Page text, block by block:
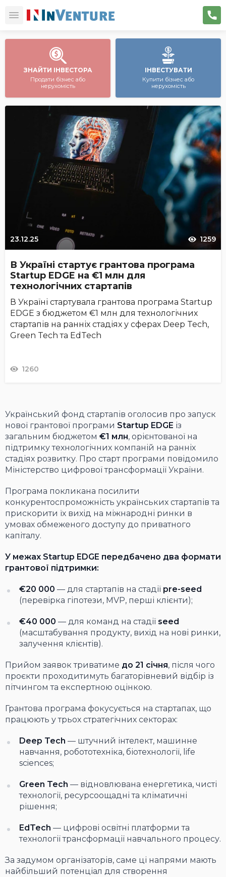
ЗНАЙТИ ІНВЕСТОРА
Продати бізнес або
нерухомість
ІНВЕСТУВАТИ
Купити бізнес або
нерухомість
23.12.25 1259
В Україні стартує грантова програма
Startup EDGE на €1 млн для
технологічних стартапів
В Україні стартувала грантова програма Startup
EDGE з бюджетом €1 млн для технологічних
стартапів на ранніх стадіях у сферах Deep Tech,
Green Tech та EdTech
1260
Український фонд стартапів оголосив про запуск
нової грантової програми Startup EDGE із
загальним бюджетом €1 млн, орієнтованої на
підтримку технологічних компаній на ранніх
стадіях розвитку. Про старт програми повідомило
Міністерство цифрової трансформації України.
Програма покликана посилити
конкурентоспроможність українських стартапів та
прискорити їх вихід на міжнародні ринки в
умовах обмеженого доступу до приватного
капіталу.
У межах Startup EDGE передбачено два формати
грантової підтримки:
€20 000 — для стартапів на стадії pre-seed
(перевірка гіпотези, MVP, перші клієнти);
€40 000 — для команд на стадії seed
(масштабування продукту, вихід на нові ринки,
залучення клієнтів).
Прийом заявок триватиме до 21 січня, після чого
проєкти проходитимуть багаторівневий відбір із
пітчингом та експертною оцінкою.
Грантова програма фокусується на стартапах, що
працюють у трьох стратегічних секторах:
Deep Tech — штучний інтелект, машинне
навчання, робототехніка, біотехнології, life
sciences;
Green Tech — відновлювана енергетика, чисті
технології, ресурсоощадні та кліматичні
рішення;
EdTech — цифрові освітні платформи та
технології трансформації навчального процесу.
За задумом організаторів, саме ці напрями мають
найбільший потенціал для створення